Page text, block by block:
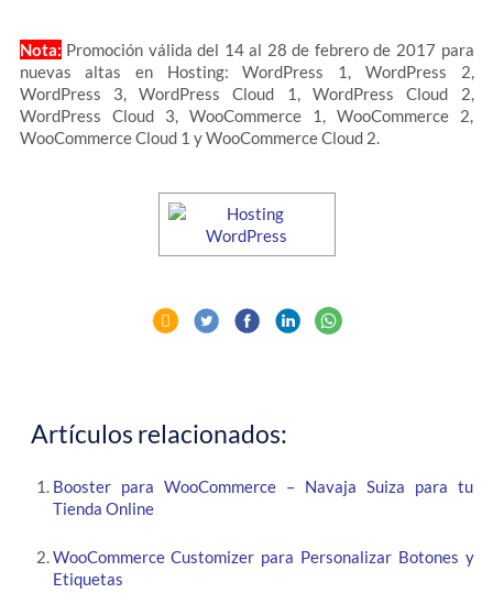
Nota: Promoción válida del 14 al 28 de febrero de 2017 para
nuevas altas en Hosting: WordPress 1, WordPress 2,
WordPress 3, WordPress Cloud 1, WordPress Cloud 2,
WordPress Cloud 3, WooCommerce 1, WooCommerce 2,
WooCommerce Cloud 1 y WooCommerce Cloud 2.
Artículos relacionados:
Booster para WooCommerce – Navaja Suiza para tu
Tienda Online
WooCommerce Customizer para Personalizar Botones y
Etiquetas